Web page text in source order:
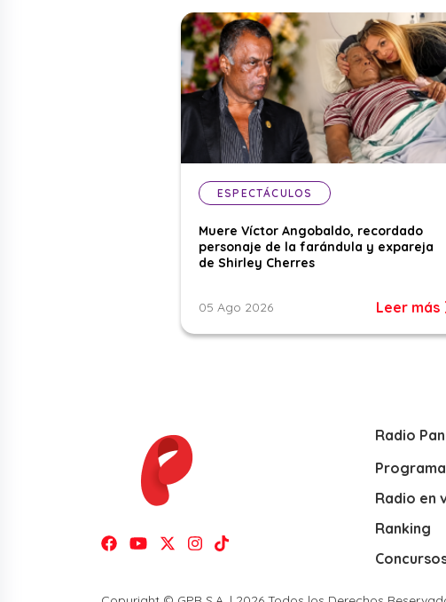
ESPECTÁCULOS
Muere Víctor Angobaldo, recordado
personaje de la farándula y expareja
de Shirley Cherres
05 Ago 2026 Leer más
Radio
Radio en
Ranking